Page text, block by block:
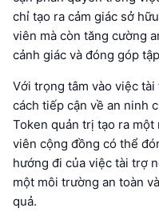
chỉ tạo ra cảm giác sở
viên mà còn tăng cường
cảnh giác và đóng góp
Với trọng tâm vào việc
cách tiếp cận về an ninh
Token quản trị tạo ra
viên cộng đồng có thể
hướng đi của việc tài trợ
một môi trường an toàn
quả.